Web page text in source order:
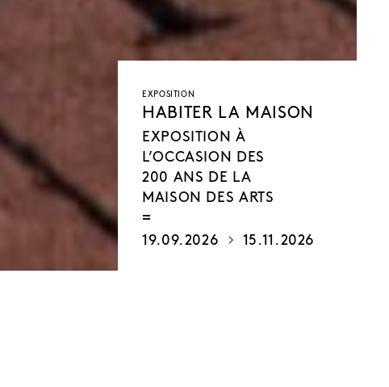
EXPOSITION
HABITER LA MAISON
EXPOSITION À
L’OCCASION DES
200 ANS DE LA
MAISON DES ARTS
19.09.2026 15.11.2026